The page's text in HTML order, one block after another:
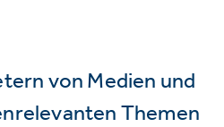
von Medien und
Themen